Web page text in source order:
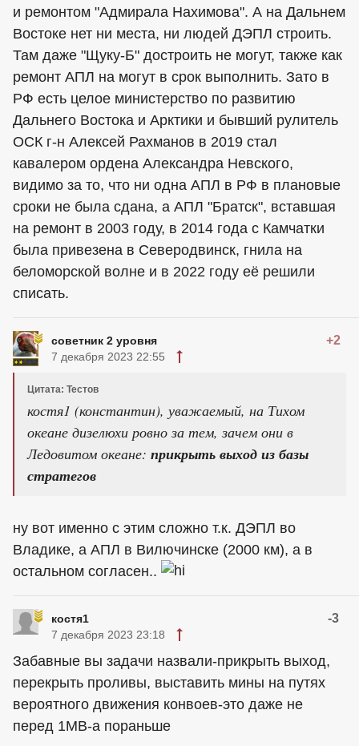
и ремонтом "Адмирала Нахимова". А на Дальнем
Востоке нет ни места, ни людей ДЭПЛ строить.
Там даже "Щуку-Б" достроить не могут, также как
ремонт АПЛ на могут в срок выполнить. Зато в
РФ есть целое министерство по развитию
Дальнего Востока и Арктики и бывший рулитель
ОСК г-н Алексей Рахманов в 2019 стал
кавалером ордена Александра Невского,
видимо за то, что ни одна АПЛ в РФ в плановые
сроки не была сдана, а АПЛ "Братск", вставшая
на ремонт в 2003 году, в 2014 года с Камчатки
была привезена в Северодвинск, гнила на
беломорской волне и в 2022 году её решили
списать.
советник 2 уровня +2
7 декабря 2023 22:55
Цитата: Тестов
костя1 (константин), уважаемый, на Тихом
океане дизелюхи ровно за тем, зачем они в
Ледовитом океане: прикрыть выход из базы
стратегов
ну вот именно с этим сложно т.к. ДЭПЛ во
Владике, а АПЛ в Вилючинске (2000 км), а в
остальном согласен..
костя1 -3
7 декабря 2023 23:18
Забавные вы задачи назвали-прикрыть выход,
перекрыть проливы, выставить мины на путях
вероятного движения конвоев-это даже не
перед 1МВ-а пораньше